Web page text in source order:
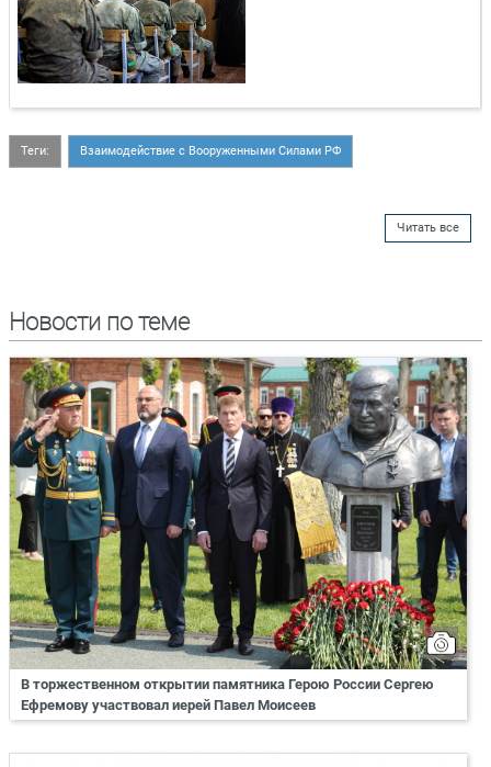
Теги: Взаимодействие с Вооруженными Силами РФ
Читать все
Новости по теме
В торжественном открытии памятника Герою России Сергею
Ефремову участвовал иерей Павел Моисеев